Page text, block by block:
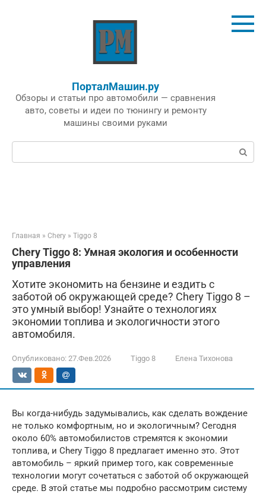
ПорталМашин.ру
Обзоры и статьи про автомобили — сравнения
авто, советы и идеи по тюнингу и ремонту
машины своими руками
Поиск:
Главная » Chery » Tiggo 8
Chery Tiggo 8: Умная экология и особенности
управления
Хотите экономить на бензине и ездить с
заботой об окружающей среде? Chery Tiggo 8 –
это умный выбор! Узнайте о технологиях
экономии топлива и экологичности этого
автомобиля.
Опубликовано: 27.Фев.2026 Tiggo 8 Елена Тихонова
Вы когда-нибудь задумывались, как сделать вождение
не только комфортным, но и экологичным? Сегодня
около 60% автомобилистов стремятся к экономии
топлива, и Chery Tiggo 8 предлагает именно это. Этот
автомобиль – яркий пример того, как современные
технологии могут сочетаться с заботой об окружающей
среде. В этой статье мы подробно рассмотрим систему